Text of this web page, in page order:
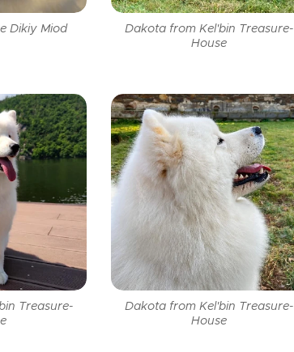
Dikiy Miod
Dakota from Kel'bin Treasure-
House
Treasure-
Dakota from Kel'bin Treasure-
House